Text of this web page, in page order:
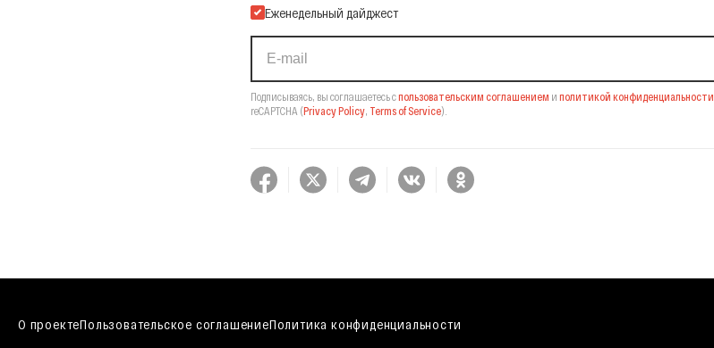
Еженедельный дайджест
Подписываясь, вы соглашаетесь спользовательским соглашением и политикой конфиденциальности
reCAPTCHA (Privacy Policy, Terms of Service).
О проектеПользовательское соглашениеПолитика конфиденциальности